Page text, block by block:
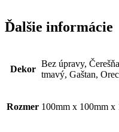
Ďalšie informácie
Dekor
Bez úpravy,
tmavý, Gaštan,
Rozmer 100mm x 100mm x